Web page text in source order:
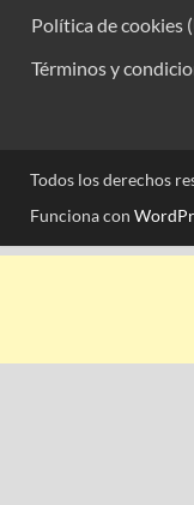
Política de cookies
Términos y
Todos los derechos
Funciona con